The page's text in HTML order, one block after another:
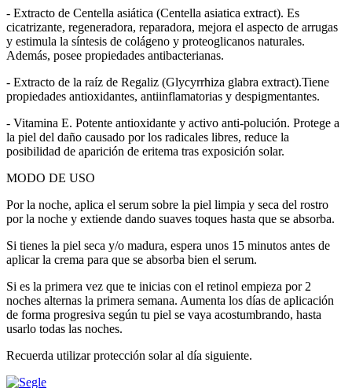
- Extracto de Centella asiática (Centella asiatica extract). Es
cicatrizante, regeneradora, reparadora, mejora el aspecto de arrugas
y estimula la síntesis de colágeno y proteoglicanos naturales.
Además, posee propiedades antibacterianas.
- Extracto de la raíz de Regaliz (Glycyrrhiza glabra extract).Tiene
propiedades antioxidantes, antiinflamatorias y despigmentantes.
- Vitamina E. Potente antioxidante y activo anti-polución. Protege a
la piel del daño causado por los radicales libres, reduce la
posibilidad de aparición de eritema tras exposición solar.
MODO DE USO
Por la noche, aplica el serum sobre la piel limpia y seca del rostro
por la noche y extiende dando suaves toques hasta que se absorba.
Si tienes la piel seca y/o madura, espera unos 15 minutos antes de
aplicar la crema para que se absorba bien el serum.
Si es la primera vez que te inicias con el retinol empieza por 2
noches alternas la primera semana. Aumenta los días de aplicación
de forma progresiva según tu piel se vaya acostumbrando, hasta
usarlo todas las noches.
Recuerda utilizar protección solar al día siguiente.